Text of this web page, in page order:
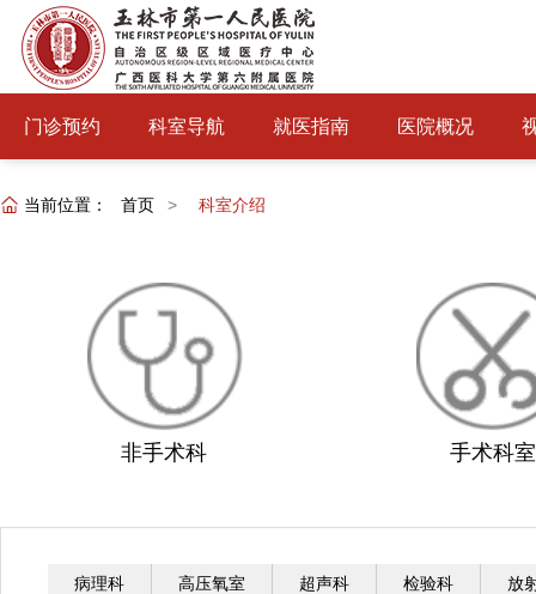
门诊预约 科室导航 就医指南 医院概况
当前位置： 首页 > 科室介绍
非手术科 手术科室
病理科 高压氧室 超声科 检验科 放